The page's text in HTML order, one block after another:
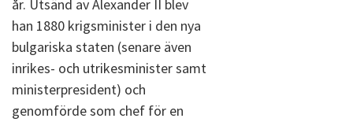
år. Utsänd av Alexander II blev
han 1880 krigsminister i den nya
bulgariska staten (senare även
inrikes- och utrikesminister samt
ministerpresident) och
genomförde som chef för en